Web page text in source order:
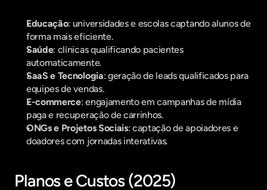
Educação: universidades e escolas captando alunos de
forma mais eficiente.
Saúde: clínicas qualificando pacientes
automaticamente.
SaaS e Tecnologia: geração de leads qualificados para
equipes de vendas.
E-commerce: engajamento em campanhas de mídia
paga e recuperação de carrinhos.
ONGs e Projetos Sociais: captação de apoiadores e
doadores com jornadas interativas.
Planos e Custos (2025)